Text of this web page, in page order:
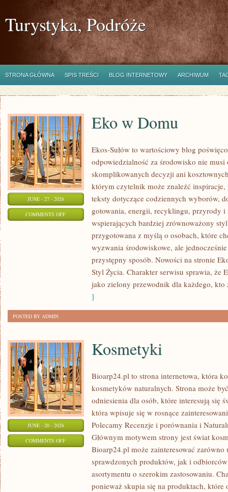
Turystyka, Podróże
STRONA GŁÓWNA SPIS TREŚCI BLOG INTERNETOWY ARCHIWUM
JUNE - 27 - 2026
COMMENTS OFFON
Eko w Domu
Ekos-Sułów to wartościowy blog
odpowiedzialność za środowisko nie
skomplikowanych decyzji ani
którym czytelnik może znaleźć inspiracje,
teksty dotyczące codziennych wyborów,
gotowania, energii, recyklingu, przyrody i
wspierających bardziej zrównoważony styl
przygotowana z myślą o osobach, które
wyzwania środowiskowe, ale
przystępny sposób. Nowości na stronie
Styl Życia. Charakter serwisu sprawia, że
jako zielony przewodnik dla każdego, kto
]
POSTED BY ADMIN
JUNE - 20 - 2026
COMMENTS OFFON
KOSMETYKI
Kosmetyki
Bioarp24.pl to strona internetowa, która
kosmetyków naturalnych. Strona może
odniesienia dla osób, które interesują się
która wpisuje się w rosnące
Polecamy Recenzje i porównania i
Głównym motywem strony jest świat
Bioarp24.pl może zainteresować
sprawdzonych produktów, jak i
asortymentu o szerokim zastosowaniu.
ponieważ skupia się na produktach, które